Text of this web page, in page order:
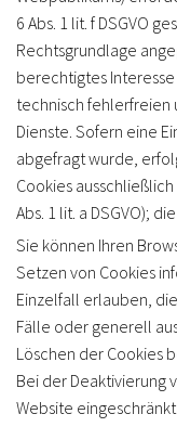
6 Abs. 1 lit. f DSGVO
Rechtsgrundlage
berechtigtes
technisch
Dienste. Sofern eine
abgefragt wurde,
Cookies
Abs. 1 lit. a DSGVO);
Sie können Ihren
Setzen von Cookies
Einzelfall erlauben,
Fälle oder generell
Löschen der Cookies
Bei der Deaktivierung
Website eingeschränkt